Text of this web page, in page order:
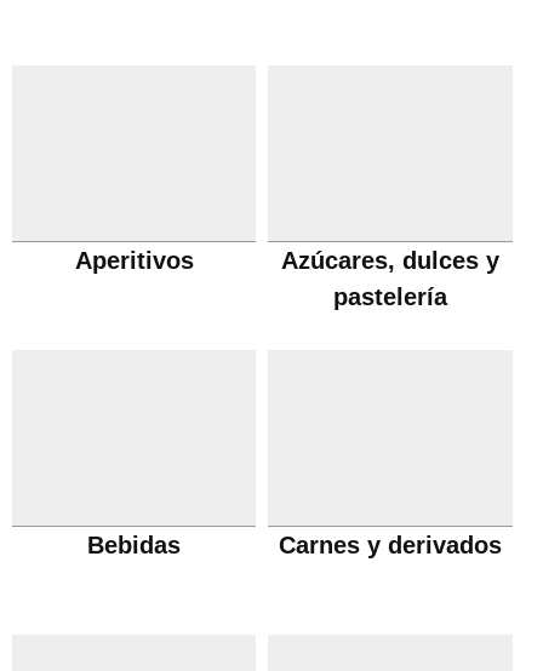
Aperitivos
Azúcares, dulces y
pastelería
Bebidas Carnes y derivados